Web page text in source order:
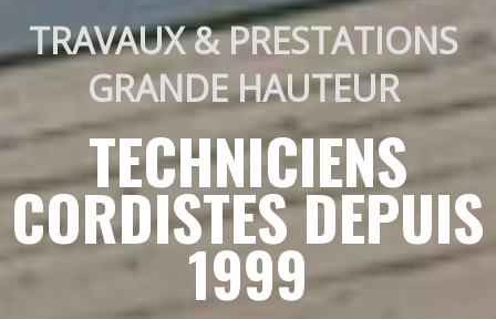
TRAVAUX & PRESTATIONS
GRANDE HAUTEUR
TECHNICIENS
CORDISTES DEPUIS
1999